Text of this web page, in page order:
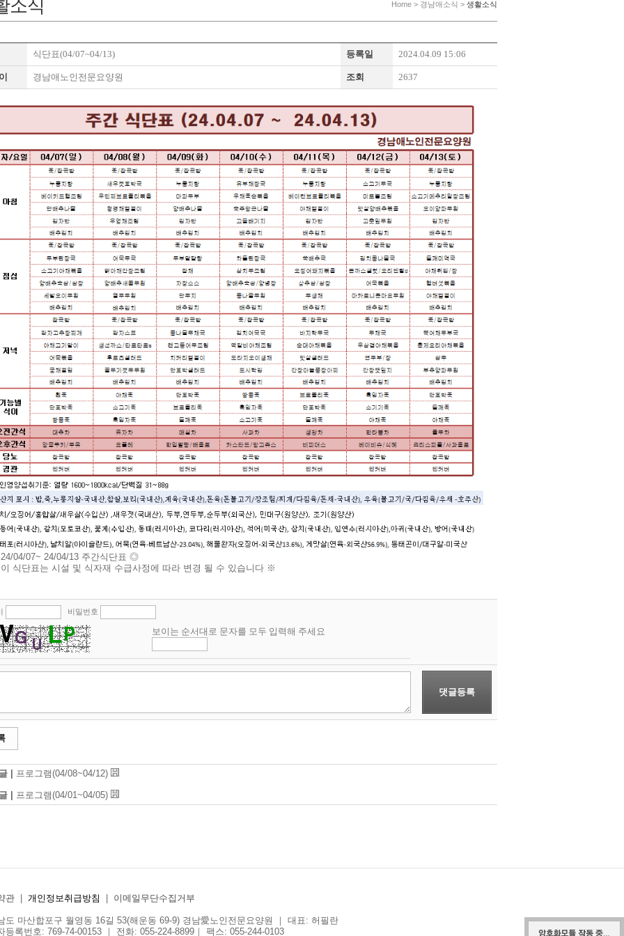
소식 Home > 경남애소식 > 생활소식
식단표(04/07~04/13) 등록일 2024.04.09 15:06
경남애노인전문요양원 조회 2637
04/07~ 24/04/13 주간식단표 ◎
식단표는 시설 및 식자재 수급사정에 따라 변경 될 수 있습니다 ※
비밀번호
보이는 순서대로 문자를 모두 입력해 주세요
댓글등록
| 프로그램(04/08~04/12)
| 프로그램(04/01~04/05)
관 개인정보취급방침 이메일무단수집거부
도 마산합포구 월영동 16길 53(해운동 69-9) 경남愛노인전문요양원 ｜ 대표: 허필란
등록번호: 769-74-00153 ｜ 전화: 055-224-8899｜ 팩스: 055-244-0103